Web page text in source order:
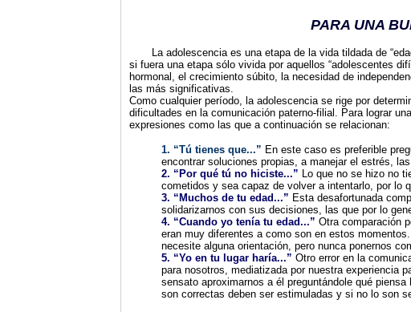
PARA UNA
La adolescencia es una etapa de la vida tildada de
si fuera una etapa sólo vivida por aquellos “adolescentes
hormonal, el crecimiento súbito, la necesidad de
las más significativas.
Como cualquier período, la adolescencia se rige por
dificultades en la comunicación paterno-filial. Para lograr
expresiones como las que a continuación se relacionan:
1. “Tú tienes que...” En este caso es preferible
encontrar soluciones propias, a manejar el estrés,
2. “Por qué tú no hiciste...” Lo que no se hizo no
cometidos y sea capaz de volver a intentarlo, por lo
3. “Muchos de tu edad...” Esta desafortunada
solidarizarnos con sus decisiones, las que por lo
4. “Cuando yo tenía tu edad...” Otra comparación
eran muy diferentes a como son en estos
necesite alguna orientación, pero nunca ponernos
5. “Yo en tu lugar haría...” Otro error en la
para nosotros, mediatizada por nuestra experiencia
sensato aproximarnos a él preguntándole qué
son correctas deben ser estimuladas y si no lo son